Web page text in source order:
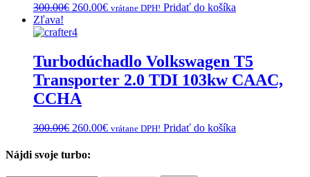
300.00€ Original
was:
260.00€Current
vrátane DPH! Pridať do košíka
Zľava!
Turbodúchadlo Volkswagen T5
Transporter 2.0 TDI 103kw CAAC,
CCHA
300.00€ Original
was:
260.00€Current
vrátane DPH! Pridať do košíka
Nájdi svoje turbo: